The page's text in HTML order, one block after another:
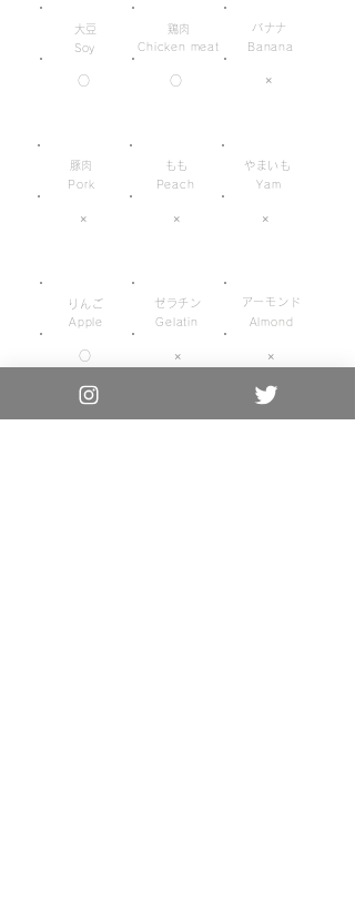
Soy
大豆
○
Chicken meat
鶏肉
○
Banana
バナナ
×
豚肉
Pork
×
もも
Peach
×
Yam
やまいも
×
Apple
りんご
○
Gelatin
ゼラチン
×
Almond
アーモンド
×